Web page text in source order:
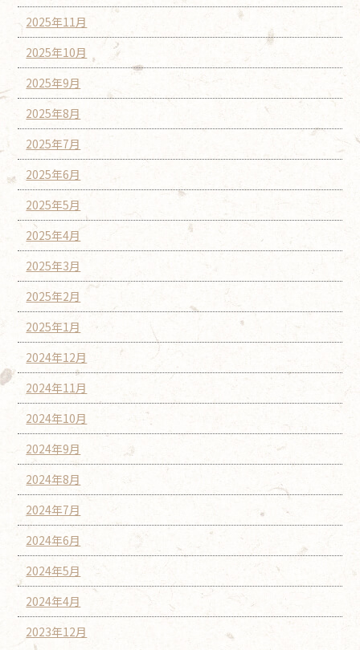
2025年11月
2025年10月
2025年9月
2025年8月
2025年7月
2025年6月
2025年5月
2025年4月
2025年3月
2025年2月
2025年1月
2024年12月
2024年11月
2024年10月
2024年9月
2024年8月
2024年7月
2024年6月
2024年5月
2024年4月
2023年12月